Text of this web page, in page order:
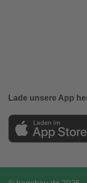
Lade unsere App